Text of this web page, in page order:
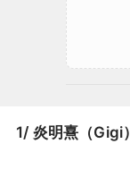
1/ 炎明熹（Gigi）